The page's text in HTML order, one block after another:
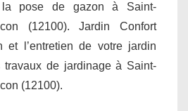
la pose de gazon à Saint-
(12100). Jardin Confort
et l’entretien de votre jardin
de jardinage à Saint-
(12100).